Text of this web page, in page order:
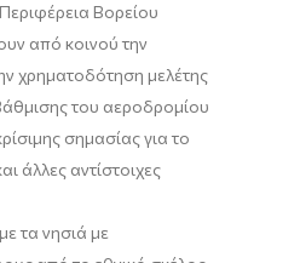
Βορείου
από κοινού την
χρηματοδότηση μελέτης
του αεροδρομίου
σημασίας για το
άλλες αντίστοιχες
τα νησιά με